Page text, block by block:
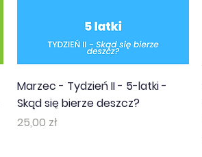
Marzec - Tydzień II - 5-latki -
Skąd się bierze deszcz?
Cena
25,00 zł